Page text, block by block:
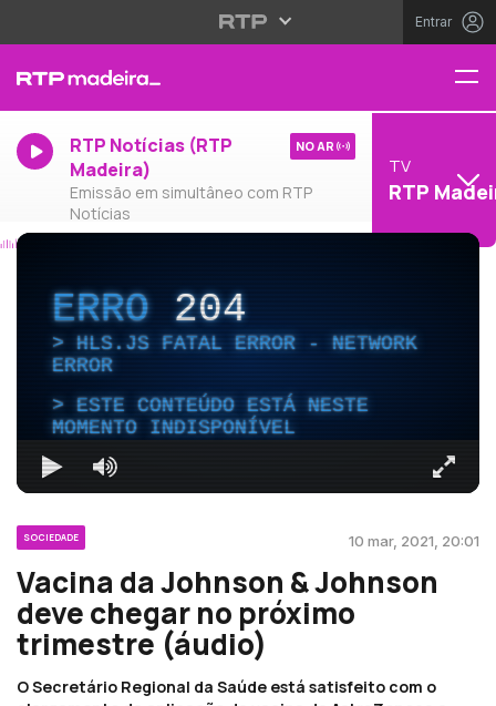
Entrar
RTP Notícias (RTP
Madeira)
Emissão em simultâneo com RTP
Notícias
NO AR
TV
RTP
ERRO204
HLS.JS FATAL ERROR - NETWORK
ERROR
ESTE CONTEÚDO ESTÁ NESTE
MOMENTO INDISPONÍVEL
SOCIEDADE 10 mar, 2021, 20:01
Vacina da Johnson & Johnson
deve chegar no próximo
trimestre (áudio)
O Secretário Regional da Saúde está satisfeito com o